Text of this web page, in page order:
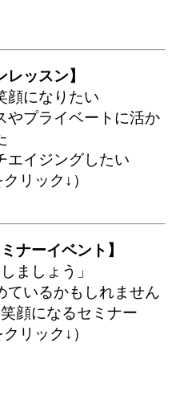
レッスン】
顔になりたい
プライベートに活か
イジングしたい
リック↓）
ナーイベント】
ましょう」
ているかもしれません
顔になるセミナー
リック↓）